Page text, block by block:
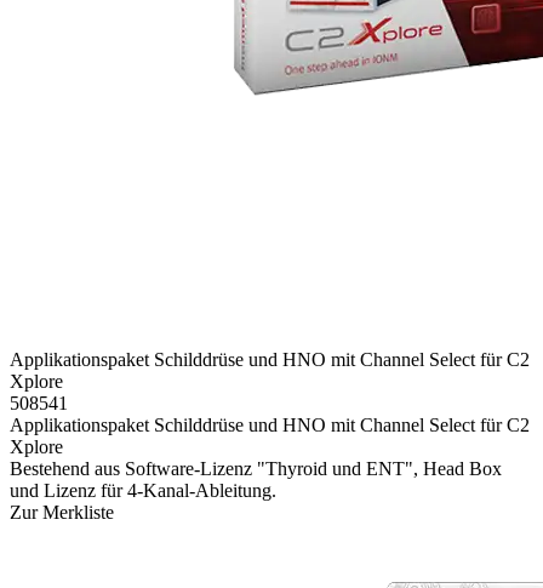
Applikationspaket Schilddrüse und HNO mit Channel Select für C2
Xplore
508541
Applikationspaket Schilddrüse und HNO mit Channel Select für C2
Xplore
Bestehend aus Software-Lizenz "Thyroid und ENT", Head Box
und Lizenz für 4-Kanal-Ableitung.
Zur Merkliste